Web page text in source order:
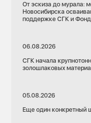
От эскиза до мурала:
Новосибирска
поддержке СГК и
06.08.2026
СГК начала
золошлаковых
05.08.2026
Еще один конкретный